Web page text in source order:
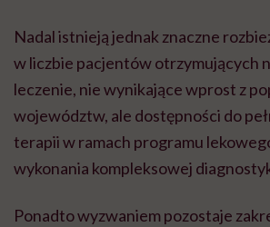
Nadal istnieją jednak znaczne
w liczbie pacjentów otrzymujących
leczenie, nie wynikające wprost z
województw, ale dostępności do
terapii w ramach programu
wykonania kompleksowej
Ponadto wyzwaniem pozostaje